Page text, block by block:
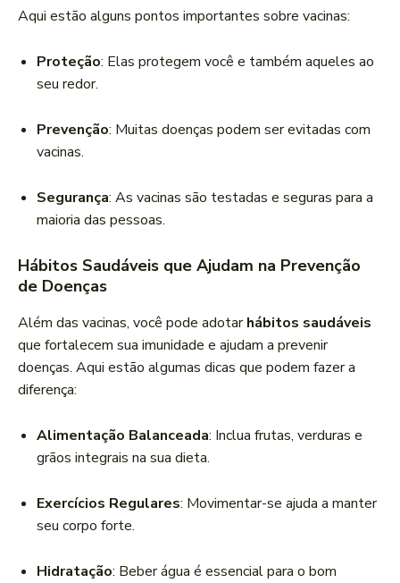
Aqui estão alguns pontos importantes sobre vacinas:
Proteção: Elas protegem você e também aqueles ao
seu redor.
Prevenção: Muitas doenças podem ser evitadas com
vacinas.
Segurança: As vacinas são testadas e seguras para a
maioria das pessoas.
Hábitos Saudáveis que Ajudam na Prevenção
de Doenças
Além das vacinas, você pode adotarhábitos saudáveis
que fortalecem sua imunidade e ajudam a prevenir
doenças. Aqui estão algumas dicas que podem fazer a
diferença:
Alimentação Balanceada: Inclua frutas, verduras e
grãos integrais na sua dieta.
Exercícios Regulares: Movimentar-se ajuda a manter
seu corpo forte.
Hidratação: Beber água é essencial para o bom